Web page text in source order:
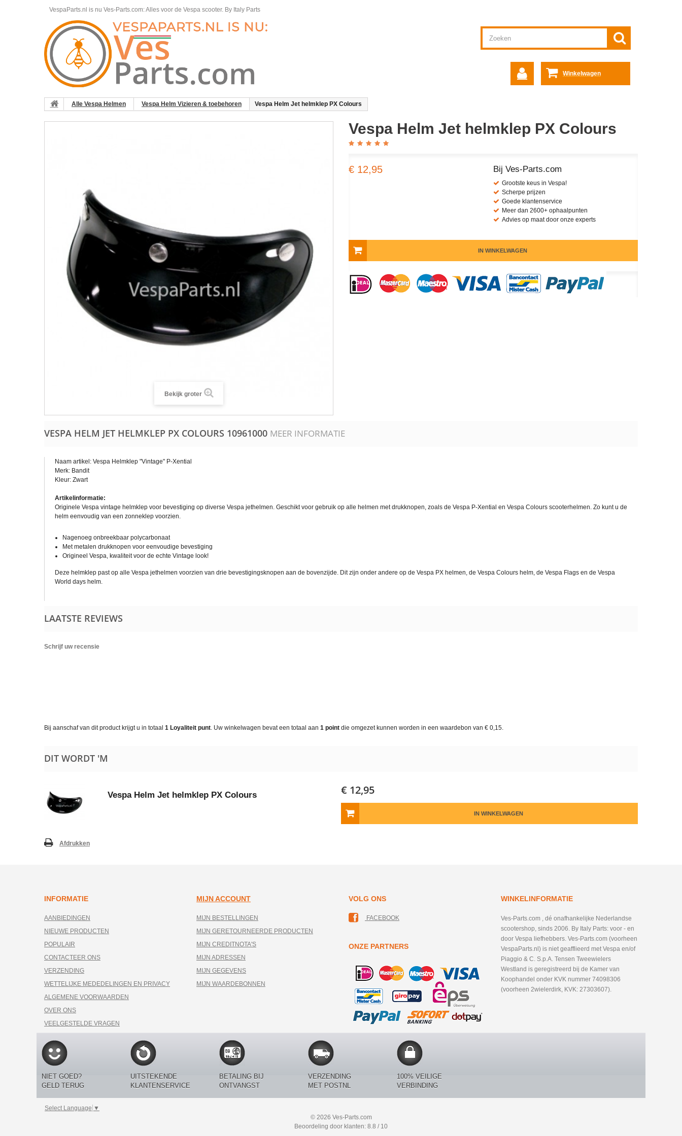
VespaParts.nl is nu Ves-Parts.com: Alles voor de Vespa scooter. By Italy Parts
Winkelwagen
Alle Vespa Helmen Vespa Helm Vizieren & toebehoren Vespa Helm Jet helmklep PX Colours
Bekijk groter
Vespa Helm Jet helmklep PX Colours
€ 12,95 Bij Ves-Parts.com
Grootste keus in Vespa!
Scherpe prijzen
Goede klantenservice
Meer dan 2600+ ophaalpunten
Advies op maat door onze experts
IN WINKELWAGEN
VESPA HELM JET HELMKLEP PX COLOURS 10961000 MEER INFORMATIE
Naam artikel: Vespa Helmklep "Vintage" P-Xential
Merk: Bandit
Kleur: Zwart
Artikelinformatie:
Originele Vespa vintage helmklep voor bevestiging op diverse Vespa jethelmen. Geschikt voor gebruik op alle helmen met drukknopen, zoals de Vespa P-Xential en Vespa Colours scooterhelmen. Zo kunt u de
helm eenvoudig van een zonneklep voorzien.
Nagenoeg onbreekbaar polycarbonaat
Met metalen drukknopen voor eenvoudige bevestiging
Origineel Vespa, kwaliteit voor de echte Vintage look!
Deze helmklep past op alle Vespa jethelmen voorzien van drie bevestigingsknopen aan de bovenzijde. Dit zijn onder andere op de Vespa PX helmen, de Vespa Colours helm, de Vespa Flags en de Vespa
World days helm.
LAATSTE REVIEWS
Schrijf uw recensie
Bij aanschaf van dit product krijgt u in totaal 1 Loyaliteit punt. Uw winkelwagen bevat een totaal aan 1 point die omgezet kunnen worden in een waardebon van € 0,15.
DIT WORDT 'M
Vespa Helm Jet helmklep PX Colours € 12,95
IN WINKELWAGEN
Afdrukken
INFORMATIE
AANBIEDINGEN
NIEUWE PRODUCTEN
POPULAIR
CONTACTEER ONS
VERZENDING
WETTELIJKE MEDEDELINGEN EN PRIVACY
ALGEMENE VOORWAARDEN
OVER ONS
VEELGESTELDE VRAGEN
MIJN ACCOUNT
MIJN BESTELLINGEN
MIJN GERETOURNEERDE PRODUCTEN
MIJN CREDITNOTA'S
MIJN ADRESSEN
MIJN GEGEVENS
MIJN WAARDEBONNEN
VOLG ONS
FACEBOOK
ONZE PARTNERS
WINKELINFORMATIE
Ves-Parts.com , dé onafhankelijke Nederlandse
scootershop, sinds 2006. By Italy Parts: voor - en
door Vespa liefhebbers. Ves-Parts.com (voorheen
VespaParts.nl) is niet geafflieerd met Vespa en/of
Piaggio & C. S.p.A. Tensen Tweewielers
Westland is geregistreerd bij de Kamer van
Koophandel onder KVK nummer 74098306
(voorheen 2wielerdirk, KVK: 27303607).
NIET GOED?
GELD TERUG
UITSTEKENDE
KLANTENSERVICE
BETALING BIJ
ONTVANGST
VERZENDING
MET POSTNL
100% VEILIGE
VERBINDING
Select Language ▼
© 2026 Ves-Parts.com
Beoordeling door klanten: 8.8 / 10